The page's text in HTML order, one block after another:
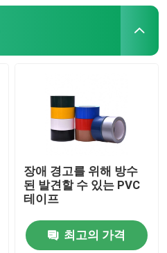
장애 경고를 위해 방수
된 발견할 수 있는 PVC
테이프
최고의 가격